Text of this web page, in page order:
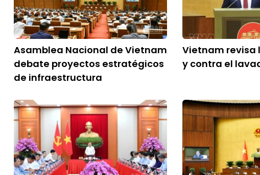
Asamblea Nacional de Vietnam
debate proyectos estratégicos
de infraestructura
Vietnam revisa
y contra el